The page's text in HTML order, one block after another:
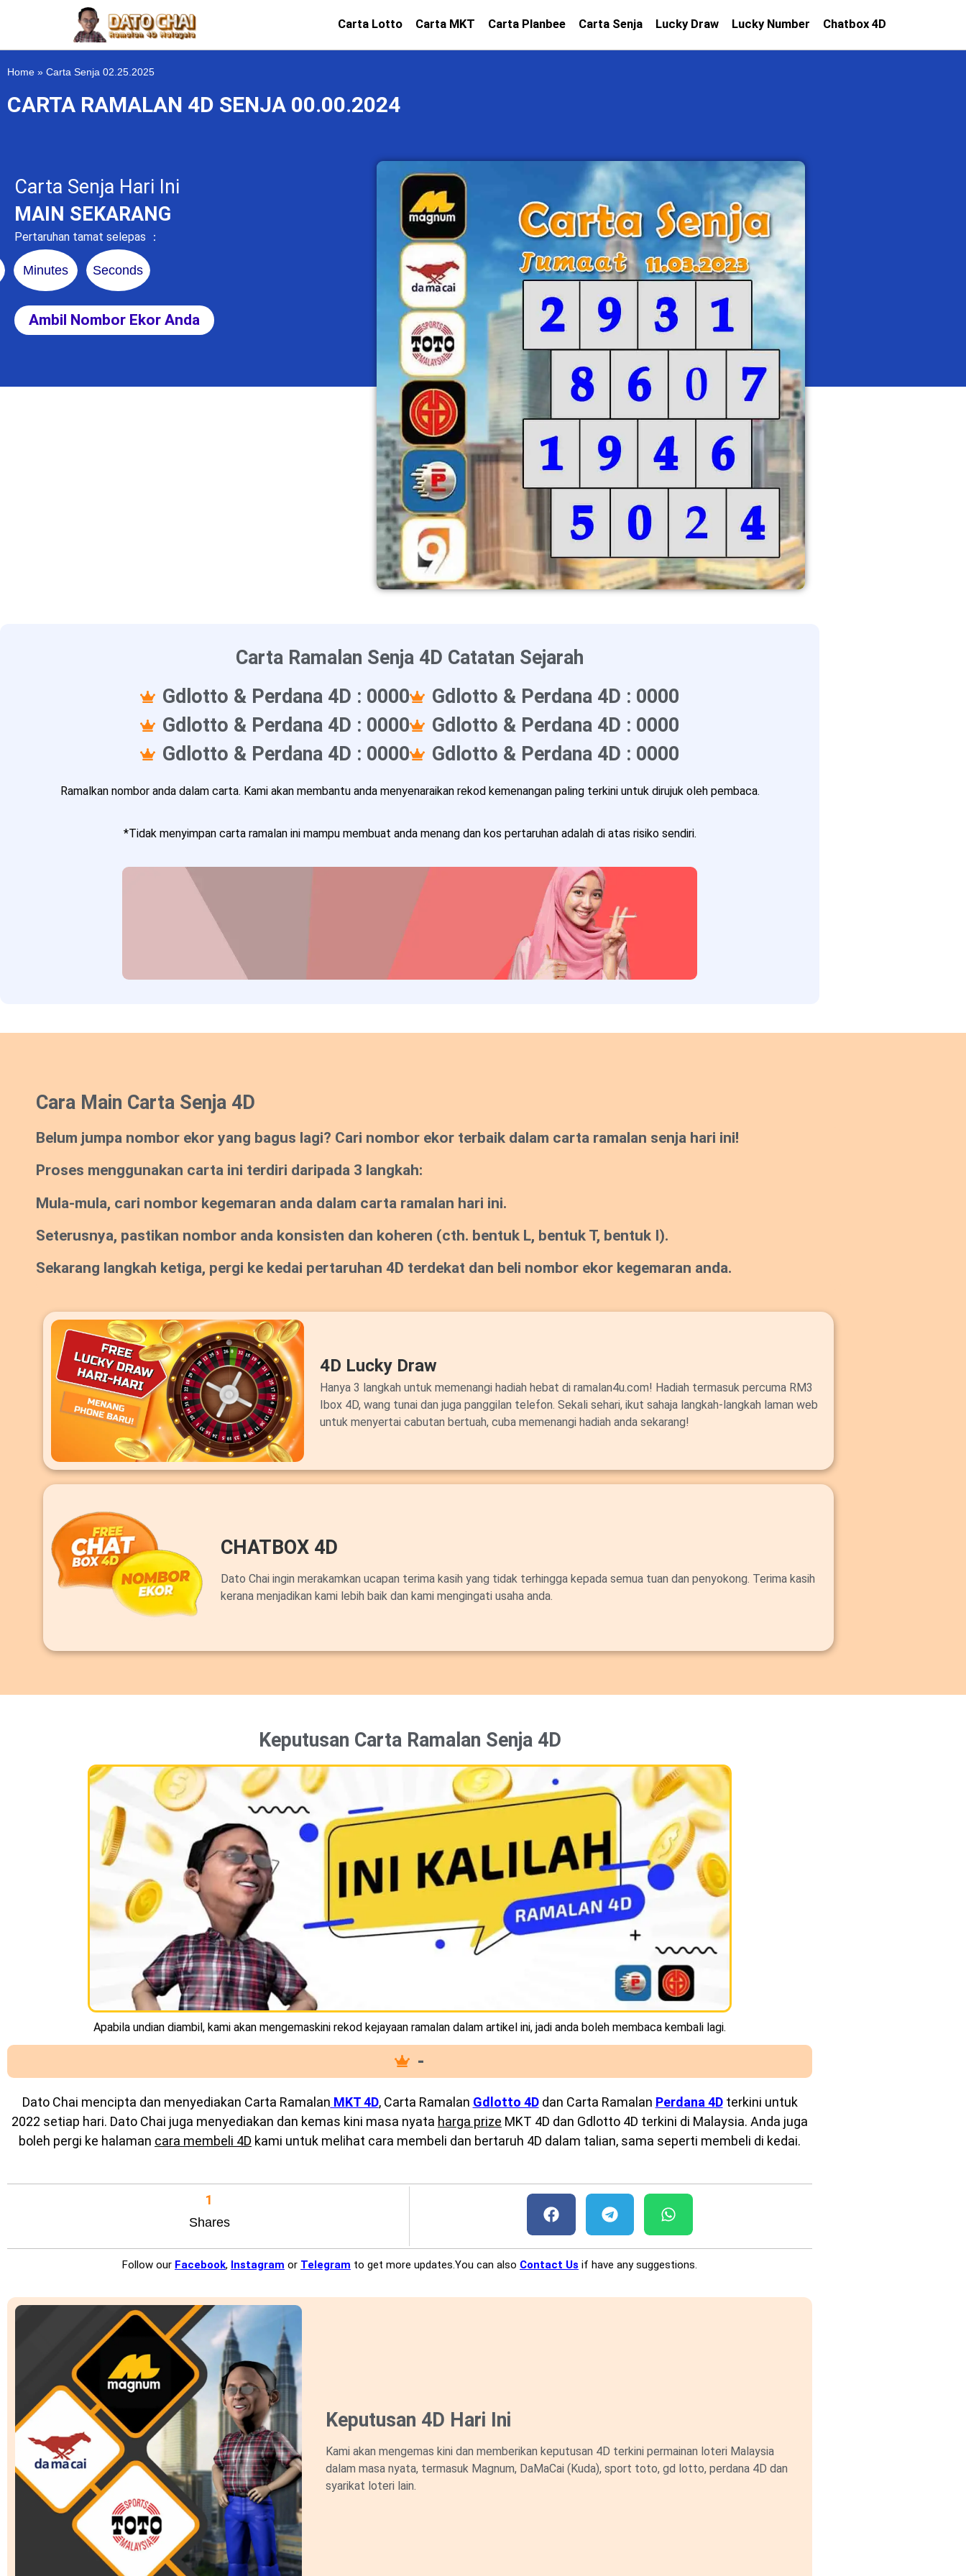
Carta Lotto Carta MKT Carta Planbee Carta Senja Lucky Draw Lucky Number Chatbox 4D
Home » Carta Senja 02.25.2025
CARTA RAMALAN 4D SENJA 00.00.2024
Carta Senja Hari Ini
MAIN SEKARANG
Pertaruhan tamat selepas ：
Minutes Seconds
Ambil Nombor Ekor Anda
Carta Ramalan Senja 4D Catatan Sejarah
Gdlotto & Perdana 4D : 0000
Gdlotto & Perdana 4D : 0000
Gdlotto & Perdana 4D : 0000
Gdlotto & Perdana 4D : 0000
Gdlotto & Perdana 4D : 0000
Gdlotto & Perdana 4D : 0000
Ramalkan nombor anda dalam carta. Kami akan membantu anda menyenaraikan rekod kemenangan paling terkini untuk dirujuk oleh pembaca.
*Tidak menyimpan carta ramalan ini mampu membuat anda menang dan kos pertaruhan adalah di atas risiko sendiri.
Cara Main Carta Senja 4D
Belum jumpa nombor ekor yang bagus lagi? Cari nombor ekor terbaik dalam carta ramalan senja hari ini!
Proses menggunakan carta ini terdiri daripada 3 langkah:
Mula-mula, cari nombor kegemaran anda dalam carta ramalan hari ini.
Seterusnya, pastikan nombor anda konsisten dan koheren (cth. bentuk L, bentuk T, bentuk I).
Sekarang langkah ketiga, pergi ke kedai pertaruhan 4D terdekat dan beli nombor ekor kegemaran anda.
4D Lucky Draw
Hanya 3 langkah untuk memenangi hadiah hebat di ramalan4u.com! Hadiah termasuk percuma RM3
Ibox 4D, wang tunai dan juga panggilan telefon. Sekali sehari, ikut sahaja langkah-langkah laman web
untuk menyertai cabutan bertuah, cuba memenangi hadiah anda sekarang!
CHATBOX 4D
Dato Chai ingin merakamkan ucapan terima kasih yang tidak terhingga kepada semua tuan dan penyokong. Terima kasih
kerana menjadikan kami lebih baik dan kami mengingati usaha anda.
Keputusan Carta Ramalan Senja 4D
Apabila undian diambil, kami akan mengemaskini rekod kejayaan ramalan dalam artikel ini, jadi anda boleh membaca kembali lagi.
-
Dato Chai mencipta dan menyediakan Carta Ramalan MKT 4D, Carta Ramalan Gdlotto 4Ddan Carta Ramalan Perdana 4Dterkini untuk
2022 setiap hari. Dato Chai juga menyediakan dan kemas kini masa nyata harga prize MKT 4D dan Gdlotto 4D terkini di Malaysia. Anda juga
boleh pergi ke halaman cara membeli 4D kami untuk melihat cara membeli dan bertaruh 4D dalam talian, sama seperti membeli di kedai.
Shares
1
Follow our Facebook, Instagram or Telegram to get more updates.You can also Contact Us if have any suggestions.
Keputusan 4D Hari Ini
Kami akan mengemas kini dan memberikan keputusan 4D terkini permainan loteri Malaysia
dalam masa nyata, termasuk Magnum, DaMaCai (Kuda), sport toto, gd lotto, perdana 4D dan
syarikat loteri lain.